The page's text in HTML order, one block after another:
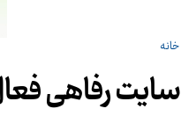
خانه
سایت رفاهی